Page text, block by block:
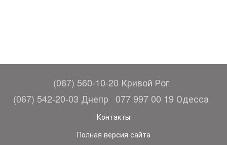
(067) 560-10-20 Кривой Рог
(067) 542-20-03 Днепр
077 997 00 19 Одесса
Контакты
Полная версия сайта